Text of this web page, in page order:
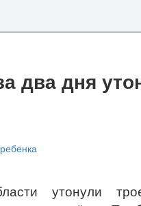
два дня
утонули трое